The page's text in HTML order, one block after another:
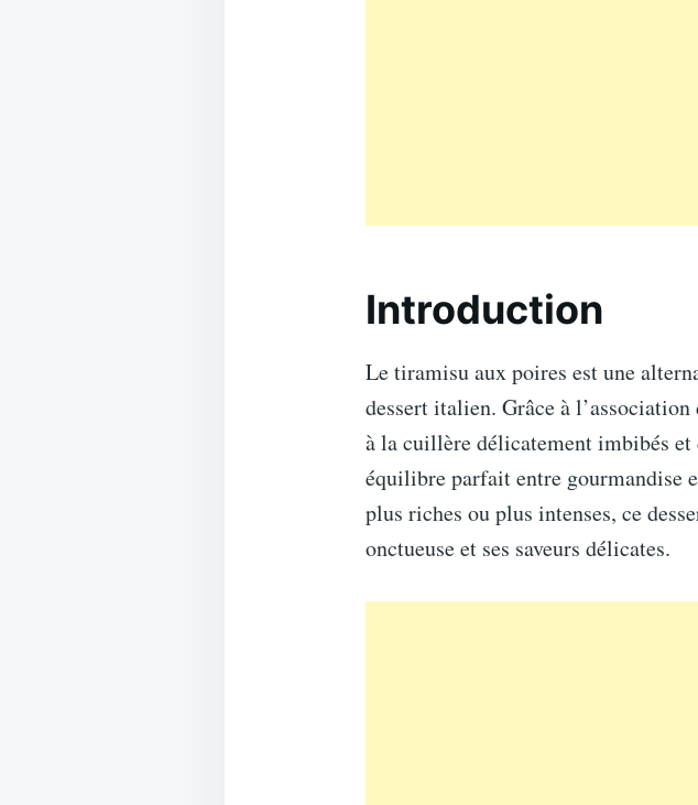
Introduction
Le tiramisu aux poires est une
dessert italien. Grâce à
à la cuillère délicatement imbibés
équilibre parfait entre gourmandise
plus riches ou plus intenses, ce
onctueuse et ses saveurs délicates.